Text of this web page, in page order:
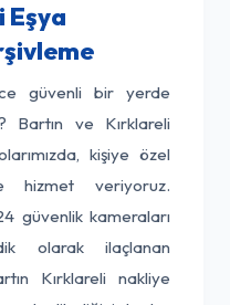
Eşya
güvenli bir yerde
Bartın ve Kırklareli
kişiye özel
veriyoruz.
güvenlik kameraları
olarak ilaçlanan
Kırklareli nakliye